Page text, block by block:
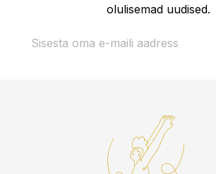
olulisemad uudised.